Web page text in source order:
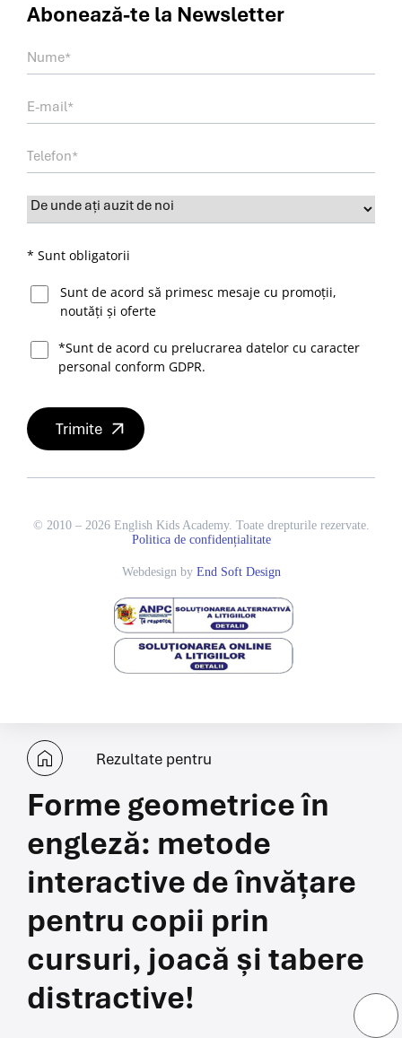
Abonează-te la Newsletter
* Sunt obligatorii
Sunt de acord să primesc mesaje cu promoții,
noutăți și oferte
*Sunt de acord cu prelucrarea datelor cu caracter
personal conform GDPR.
© 2010 – 2026 English Kids Academy. Toate drepturile rezervate.
Politica de confidențialitate
Webdesign by End Soft Design
Rezultate pentru
Forme geometrice în
engleză: metode
interactive de învățare
pentru copii prin
cursuri, joacă și tabere
distractive!